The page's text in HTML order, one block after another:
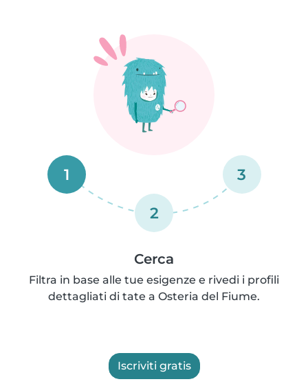
1
2
3
Cerca
Filtra in base alle tue esigenze e rivedi i profili
dettagliati di tate a Osteria del Fiume.
Iscriviti gratis